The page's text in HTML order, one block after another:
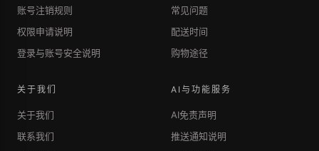
账号注销规则
权限申请说明
登录与账号安全说明
常见问题
配送时间
购物途径
关于我们
关于我们
联系我们
AI与功能服务
AI免责声明
推送通知说明